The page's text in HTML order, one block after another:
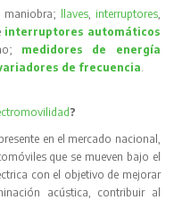
maniobra; llaves, interruptores,
interruptores automáticos
medidores de energía
de frecuencia
?
en el mercado nacional,
que se mueven bajo el
con el objetivo de mejorar
acústica, contribuir al